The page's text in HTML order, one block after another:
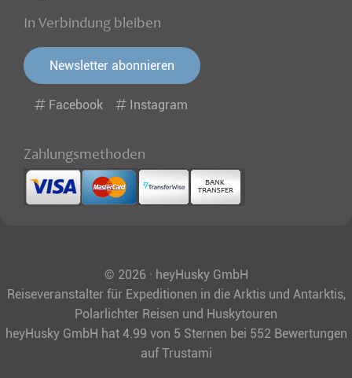
In Verbindung bleiben
Newsletter abonnieren
Facebook Instagram
Zahlungsmethoden
© 2026 · heyHusky GmbH
Reiseveranstalter für Expeditionen in die Arktis und Antarktis,
Polarlichter Reisen und Huskytouren
heyHusky GmbH hat 4.99 von 5 Sternen bei 552 Bewertungen
auf Trustami